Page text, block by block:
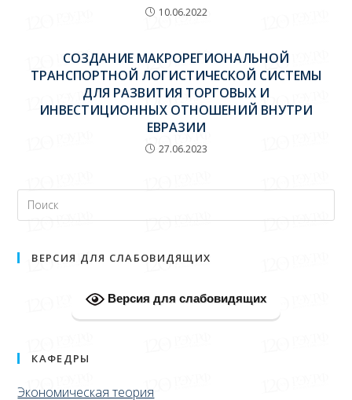
10.06.2022
СОЗДАНИЕ МАКРОРЕГИОНАЛЬНОЙ
ТРАНСПОРТНОЙ ЛОГИСТИЧЕСКОЙ СИСТЕМЫ
ДЛЯ РАЗВИТИЯ ТОРГОВЫХ И
ИНВЕСТИЦИОННЫХ ОТНОШЕНИЙ ВНУТРИ
ЕВРАЗИИ
27.06.2023
ВЕРСИЯ ДЛЯ СЛАБОВИДЯЩИХ
Версия для слабовидящих
КАФЕДРЫ
Экономическая теория